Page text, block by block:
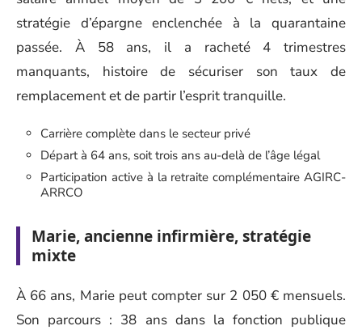
stratégie d’épargne enclenchée à la quarantaine
passée. À 58 ans, il a racheté 4 trimestres
manquants, histoire de sécuriser son taux de
remplacement et de partir l’esprit tranquille.
Carrière complète dans le secteur privé
Départ à 64 ans, soit trois ans au-delà de l’âge légal
Participation active à la retraite complémentaire AGIRC-
ARRCO
Marie, ancienne infirmière, stratégie
mixte
À 66 ans, Marie peut compter sur 2 050 € mensuels.
Son parcours : 38 ans dans la fonction publique